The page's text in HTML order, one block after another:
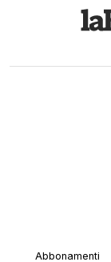
Abbonamenti